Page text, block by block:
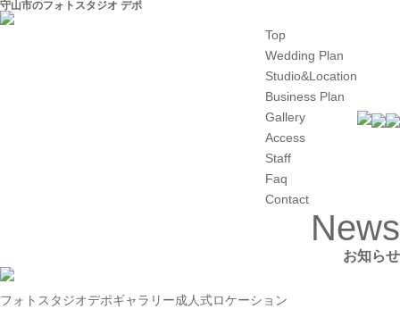
守山市のフォトスタジオ デポ
Top
Wedding Plan
Studio&Location
Business Plan
Gallery
Access
Staff
Faq
Contact
News
お知らせ
フォトスタジオデポギャラリー成人式ロケーション